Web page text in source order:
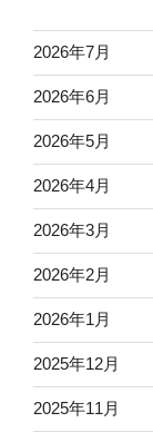
2026年7月
2026年6月
2026年5月
2026年4月
2026年3月
2026年2月
2026年1月
2025年12月
2025年11月